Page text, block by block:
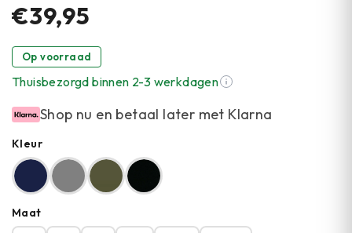
€39,95
Op voorraad
Thuisbezorgd binnen 2-3 werkdagen
Shop nu en betaal later met Klarna
Kleur
Maat